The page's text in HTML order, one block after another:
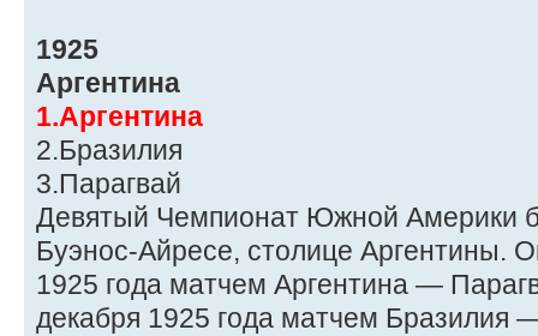
1925
Аргентина
1.Аргентина
2.Бразилия
3.Парагвай
Девятый Чемпионат Южной Америки
Буэнос-Айресе, столице Аргентины.
1925 года матчем Аргентина —
декабря 1925 года матчем Бразилия